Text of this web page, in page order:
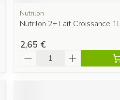
Nutrilon
Nutrilon 2+ Lait Croissance 1l
2,65 €
Quantité